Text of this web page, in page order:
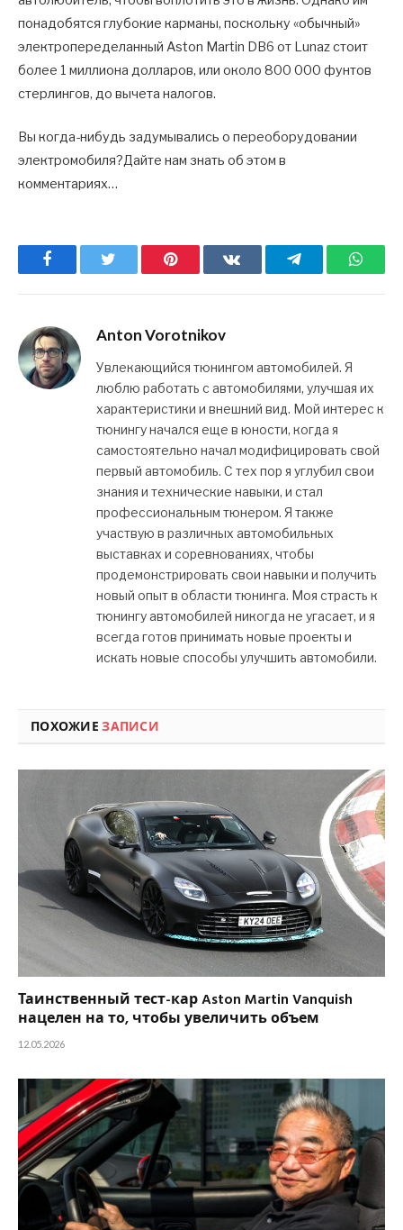
понадобятся глубокие карманы, поскольку «обычный»
электропеределанный Aston Martin DB6 от Lunaz стоит
более 1 миллиона долларов, или около 800 000 фунтов
стерлингов, до вычета налогов.
Вы когда-нибудь задумывались о переоборудовании
электромобиля?Дайте нам знать об этом в
комментариях…
Facebook Pinterest ВКонтактеTelegram
Anton Vorotnikov
Увлекающийся тюнингом автомобилей. Я
люблю работать с автомобилями, улучшая их
характеристики и внешний вид. Мой интерес к
тюнингу начался еще в юности, когда я
самостоятельно начал модифицировать свой
первый автомобиль. С тех пор я углубил свои
знания и технические навыки, и стал
профессиональным тюнером. Я также
участвую в различных автомобильных
выставках и соревнованиях, чтобы
продемонстрировать свои навыки и получить
новый опыт в области тюнинга. Моя страсть к
тюнингу автомобилей никогда не угасает, и я
всегда готов принимать новые проекты и
искать новые способы улучшить автомобили.
ПОХОЖИЕЗАПИСИ
Таинственный тест-кар Aston Martin Vanquish
нацелен на то, чтобы увеличить объем
12.05.2026